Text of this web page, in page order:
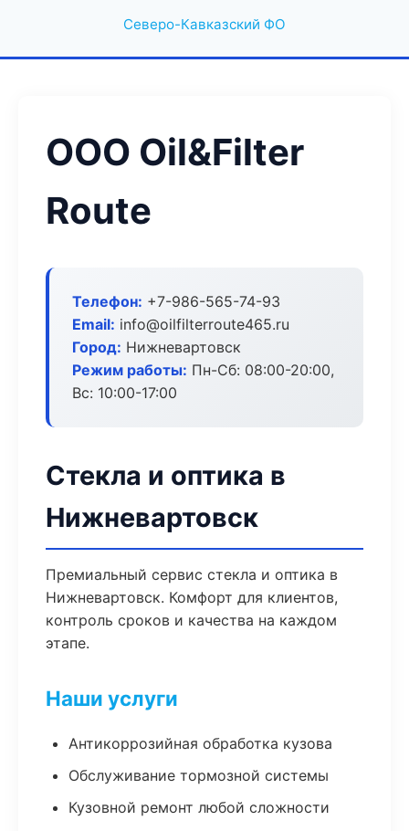
Северо-Кавказский ФО
ООО Oil&Filter
Route
Телефон: +7-986-565-74-93
Email: info@oilfilterroute465.ru
Город: Нижневартовск
Режим работы: Пн-Сб: 08:00-20:00,
Вс: 10:00-17:00
Стекла и оптика в
Нижневартовск
Премиальный сервис стекла и оптика в
Нижневартовск. Комфорт для клиентов,
контроль сроков и качества на каждом
этапе.
Наши услуги
Антикоррозийная обработка кузова
Обслуживание тормозной системы
Кузовной ремонт любой сложности